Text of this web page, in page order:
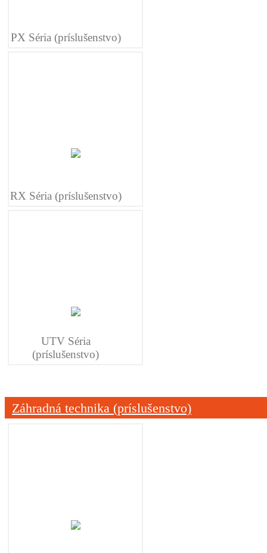
PX Séria (príslušenstvo)
RX Séria (príslušenstvo)
UTV Séria
(príslušenstvo)
Záhradná technika (príslušenstvo)